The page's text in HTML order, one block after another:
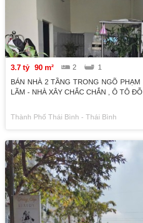
3.7 tỷ 90 m² 2
1
BÁN NHÀ 2 TẦNG TRONG NGÕ
LÃM - NHÀ XÂY CHẮC CHẮN , Ô TÔ
Thành Phố Thái Bình - Thái Bình